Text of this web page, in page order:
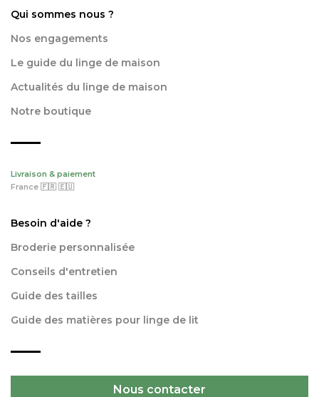
Qui sommes nous ?
Nos engagements
Le guide du linge de maison
Actualités du linge de maison
Notre boutique
Livraison & paiement
France 🇫🇷 🇪🇺
Besoin d'aide ?
Broderie personnalisée
Conseils d'entretien
Guide des tailles
Guide des matières pour linge de lit
Nous contacter